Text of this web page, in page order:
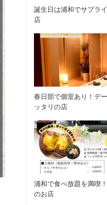
誕生日は浦和でサプラ
店
春日部で個室あり！デ
ッタリの店
浦和で食べ放題を満喫
のお店